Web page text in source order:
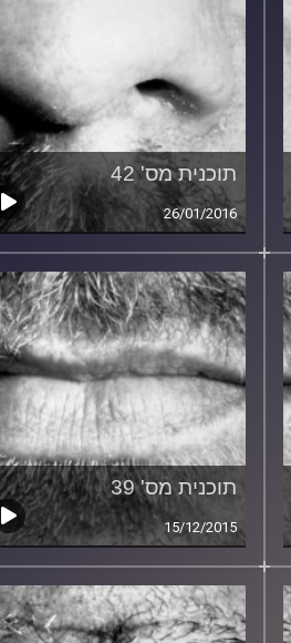
תוכנית מס' 42
26/01/2016
תוכנית מס' 39
15/12/2015